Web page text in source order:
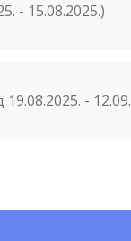
- 15.08.2025.)
-